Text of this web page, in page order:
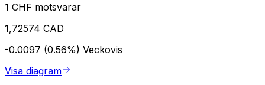
1 CHF motsvarar
1,72574 CAD
-0.0097 (0.56%) Veckovis
Visa diagram